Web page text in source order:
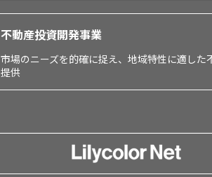
不動産投資開発事業
市場のニーズを的確に捉え、地域特性に適した
提供